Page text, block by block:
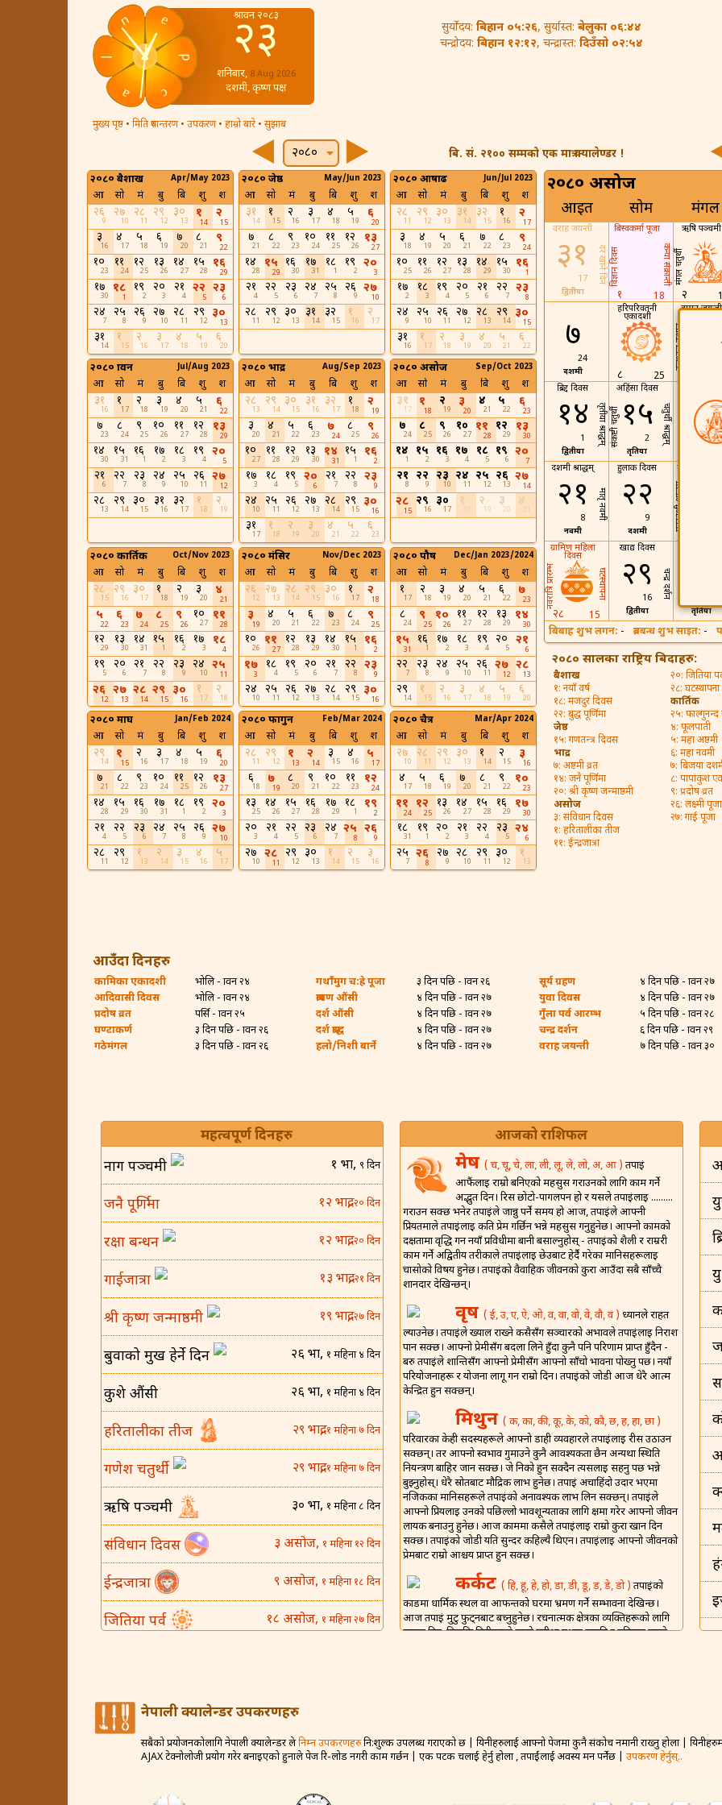
श्रावन २०८३
२३
शनिबार, 8 Aug 2026
दशमी, कृष्ण पक्ष
सुर्योदय: बिहान ०५:२६, सुर्यास्त: बेलुका ०६:४४
चन्द्रोदय: बिहान १२:१२, चन्द्रास्त: दिउँसो ०२:५४
बि. सं. २१०० सम्मको एक मात्र क्यालेण्डर !
मुख्य पृष्ठ • मिति रुपान्तरण• उपकरण• हाम्रो बारे •सुझाब
२०८०
२०८० बैशाख Apr/May 2023
आ सो मं बु बि शु श
२६
9
२७
10
२८
11
२९
12
३०
13
१
14
२
15
३
16
४
17
५
18
६
19
७
20
८
21
९
22
१०
23
११
24
१२
25
१३
26
१४
27
१५
28
१६
29
१७
30
१८
1
१९
2
२०
3
२१
4
२२
5
२३
6
२४
7
२५
8
२६
9
२७
10
२८
11
२९
12
३०
13
३१
14
१
15
२
16
३
17
४
18
५
19
६
20
२०८० जेष्ठ May/Jun 2023
आ सो मं बु बि शु श
३१
14
१
15
२
16
३
17
४
18
५
19
६
20
७
21
८
22
९
23
१०
24
११
25
१२
26
१३
27
१४
28
१५
29
१६
30
१७
31
१८
1
१९
2
२०
3
२१
4
२२
5
२३
6
२४
7
२५
8
२६
9
२७
10
२८
11
२९
12
३०
13
३१
14
३२
15
१
16
२
17
२०८० आषाढ Jun/Jul 2023
आ सो मं बु बि शु श
२८
11
२९
12
३०
13
३१
14
३२
15
१
16
२
17
३
18
४
19
५
20
६
21
७
22
८
23
९
24
१०
25
११
26
१२
27
१३
28
१४
29
१५
30
१६
1
१७
2
१८
3
१९
4
२०
5
२१
6
२२
7
२३
8
२४
9
२५
10
२६
11
२७
12
२८
13
२९
14
३०
15
३१
16
१
17
२
18
३
19
४
20
५
21
६
22
२०८० श्रावन Jul/Aug 2023
आ सो मं बु बि शु श
३१
16
१
17
२
18
३
19
४
20
५
21
६
22
७
23
८
24
९
25
१०
26
११
27
१२
28
१३
29
१४
30
१५
31
१६
1
१७
2
१८
3
१९
4
२०
5
२१
6
२२
7
२३
8
२४
9
२५
10
२६
11
२७
12
२८
13
२९
14
३०
15
३१
16
३२
17
१
18
२
19
२०८० भाद्र Aug/Sep 2023
आ सो मं बु बि शु श
२८
13
२९
14
३०
15
३१
16
३२
17
१
18
२
19
३
20
४
21
५
22
६
23
७
24
८
25
९
26
१०
27
११
28
१२
29
१३
30
१४
31
१५
1
१६
2
१७
3
१८
4
१९
5
२०
6
२१
7
२२
8
२३
9
२४
10
२५
11
२६
12
२७
13
२८
14
२९
15
३०
16
३१
17
१
18
२
19
३
20
४
21
५
22
६
23
२०८० असोज Sep/Oct 2023
आ सो मं बु बि शु श
३१
17
१
18
२
19
३
20
४
21
५
22
६
23
७
24
८
25
९
26
१०
27
११
28
१२
29
१३
30
१४
1
१५
2
१६
3
१७
4
१८
5
१९
6
२०
7
२१
8
२२
9
२३
10
२४
11
२५
12
२६
13
२७
14
२८
15
२९
16
३०
17
२
19
३
20
२०८० कार्तिक Oct/Nov 2023
आ सो मं बु बि शु श
२८
15
२९
16
३०
17
१
18
२
19
३
20
४
21
५
22
६
23
७
24
८
25
९
26
१०
27
११
28
१२
29
१३
30
१४
31
१५
1
१६
2
१७
3
१८
4
१९
5
२०
6
२१
7
२२
8
२३
9
२४
10
२५
11
२६
12
२७
13
२८
14
२९
15
३०
16
१
17
२
18
२०८० मंसिर Nov/Dec 2023
आ सो मं बु बि शु श
२६
12
२७
13
२८
14
२९
15
३०
16
१
17
२
18
३
19
४
20
५
21
६
22
७
23
८
24
९
25
१०
26
११
27
१२
28
१३
29
१४
30
१५
1
१६
2
१७
3
१८
4
१९
5
२०
6
२१
7
२२
8
२३
9
२४
10
२५
11
२६
12
२७
13
२८
14
२९
15
३०
16
२०८० पौष Dec/Jan 2023/2024
आ सो मं बु बि शु श
१
17
२
18
३
19
४
20
५
21
६
22
७
23
८
24
९
25
१०
26
११
27
१२
28
१३
29
१४
30
१५
31
१६
1
१७
2
१८
3
१९
4
२०
5
२१
6
२२
7
२३
8
२४
9
२५
10
२६
11
२७
12
२८
13
२९
14
१
15
२
16
३
17
४
18
५
19
६
20
२०८० माघ Jan/Feb 2024
आ सो मं बु बि शु श
२९
14
१
15
२
16
३
17
४
18
५
19
६
20
७
21
८
22
९
23
१०
24
११
25
१२
26
१३
27
१४
28
१५
29
१६
30
१७
31
१८
1
१९
2
२०
3
२१
4
२२
5
२३
6
२४
7
२५
8
२६
9
२७
10
२८
11
२९
12
१
13
२
14
३
15
४
16
५
17
२०८० फागुन Feb/Mar 2024
आ सो मं बु बि शु श
२८
11
२९
12
१
13
२
14
३
15
४
16
५
17
६
18
७
19
८
20
९
21
१०
22
११
23
१२
24
१३
25
१४
26
१५
27
१६
28
१७
29
१८
1
१९
2
२०
3
२१
4
२२
5
२३
6
२४
7
२५
8
२६
9
२७
10
२८
11
२९
12
३०
13
१
14
२
15
३
16
२०८० चैत्र Mar/Apr 2024
आ सो मं बु बि शु श
२७
10
२८
11
२९
12
३०
13
१
14
२
15
३
16
४
17
५
18
६
19
७
20
८
21
९
22
१०
23
११
24
१२
25
१३
26
१४
27
१५
28
१६
29
१७
30
१८
31
१९
1
२०
2
२१
3
२२
4
२३
5
२४
6
२५
7
२६
8
२७
9
२८
10
२९
11
३०
12
१
13
२०८० असोज
आइत सोम मंगल
वराह जयन्ती
दर खाने दिन
३१
17
द्वितीया
बिस्वकर्मा पूजा
कन्या संक्रान्ती
विज्ञान दिवस
१ 18
ऋषि पञ्चमी
मंगल चतुर्थी
२
७
24
दशमी
हरिपरिवर्तनी
एकादशी
८ 25
वामन जयन्ती
इन्द्रध्वज उत्थान
ब्रिद्द दिवस
तृतीया श्राद्धम्
१४
1
द्वितीया
अहिंसा दिवस
चतुर्थी श्राद्धम्
संकष्टी चतुर्थी१५
2
तृतिया
१६
3
दशमी श्राद्धम्
मातृ नवमी
२१
8
नवमी
हुलाक दिवस
२२
9
दशमी
मानसिक स्वास्थ
एकादशी श्राद्धम्
ग्रामिण महिला
दिवस
घटस्थापना
नवरात्रि प्रारम्भ
२८ 15
खाद्य दिवस
चन्द्र दर्शन
२९
16
द्वितीया तृतिया
बिबाह शुभ लगन: - ब्रतबन्ध शुभ साइत: -
२०८० सालका राष्ट्रिय बिदाहरु:
बैशाख
१: नयाँ वर्ष
१८: मजदुर दिवस
२२: बुद्ध पूर्णिमा
जेष्ठ
१५: गणतन्त्र दिवस
भाद्र
७: अष्टमी व्रत
१४: जनै पूर्णिमा
२०: श्री कृष्ण जन्माष्ठमी
असोज
३: संविधान दिवस
१: हरितालीका तीज
११: ईन्द्रजात्रा
२०: जितिया
२८: घटस्थापना
कार्तिक
२५: फाल्गुनन्द
४: फूलपाती
५: महा अष्ठमी
६: महा नवमी
७: बिजया
८: पापांकुश
९: प्रदोष व्रत
२६: लक्ष्मी पूजा
२७: गाई पूजा
आउँदा दिनहरु
कामिका एकादशी
भोलि - श्रावन २४
आदिवासी दिवस
भोलि - श्रावन २४
प्रदोष व्रत
पर्सि - श्रावन २५
घण्टाकर्ण
३ दिन पछि - श्रावन २६
गठेमंगल
३ दिन पछि - श्रावन २६
गथाँमुग च:ह्रे पूजा
३ दिन पछि - श्रावन २६
श्रावण औंसी
४ दिन पछि - श्रावन २७
दर्श औंसी
४ दिन पछि - श्रावन २७
दर्श श्राद्ध
४ दिन पछि - श्रावन २७
हलो/निशी बार्ने
४ दिन पछि - श्रावन २७
सूर्य ग्रहण
४ दिन पछि - श्रावन २७
युवा दिवस
४ दिन पछि - श्रावन २७
गुँला पर्व आरम्भ
५ दिन पछि - श्रावन २८
चन्द्र दर्शन
६ दिन पछि - श्रावन २९
वराह जयन्ती
७ दिन पछि - श्रावन ३०
आजको राशिफल
मेष( च, चू, चे, ला, ली, लू, ले, लो, अ, आ )तपाईं
आफैंलाई राम्रो बनिएको महसुस गराउनको लागि काम गर्ने
अद्भुत दिन। रिस छोटो-पागलपन हो र यसले तपाईंलाई .........
गराउन सक्छ भनेर तपाईंले जान्नु पर्ने समय हो आज, तपाईंले आफ्नी
प्रियतमाले तपाईंलाई कति प्रेम गर्छिन भन्ने महसुस गर्नुहुनेछ। आफ्नो कामको
दक्षतामा वृद्धि गर्न नयाँ प्रविधीमा बानी बसाल्नुहोस् - तपाईंको शैली र राम्ररी
काम गर्ने अद्वितीय तरीकाले तपाईंलाई छेउबाट हेर्दै गरेका मानिसहरूलाई
चासोको विषय हुनेछ। तपाईंको वैवाहिक जीवनको कुरा आउँदा सबै साँच्चै
शानदार देखिन्छन्।
वृष( ई, उ, ए, ऐ, ओ, व, वा, वो, वे, वौ, वं ) ध्यानले राहत
ल्याउनेछ। तपाईंले ख्याल राख्ने कसैसँग सञ्चारको अभावले तपाईंलाई निराश
पार्न सक्छ। आफ्नो प्रेमीसँग बदला लिने हुँदा कुनै पनि परिणाम प्राप्त हुँदैन -
बरु तपाईंले शान्तिसँग आफ्नो प्रेमीसँग आफ्नो साँचो भावना पोख्नु पर्छ। नयाँ
परियोजनाहरू र योजना लागू गर्न राम्रो दिन। तपाईंको जोडी आज धेरै आत्म
केन्द्रित हुन सक्छन्।
मिथुन( क, का, की, कू, के, को, कौ, छ, ह, हा, छा )
परिवारका केही सदस्यहरूले आफ्नो डाही व्यवहारले तपाईंलाई रीस उठाउन
सक्छन्। तर आफ्नो स्वभाव गुमाउने कुनै आवश्यकता छैन अन्यथा स्थिति
नियन्त्रण बाहिर जान सक्छ। जे निको हुन सक्दैन त्यसलाई सहनु पर्छ भन्ने
बुझ्नुहोस्। धेरै स्रोतबाट मौद्रिक लाभ हुनेछ। तपाईं अचाहिंदो उदार भएमा
नजिकका मानिसहरूले तपाईंको अनावश्यक लाभ लिन सक्छन्। तपाईंले
आफ्नो प्रियलाई उनको पछिल्लो भावशून्यताका लागि क्षमा गरेर आफ्नो जीवन
लायक बनाउनु हुनेछ। आज काममा कसैले तपाईंलाई राम्रो कुरा खान दिन
सक्छ। तपाईंको जोडी यति सुन्दर कहिल्यै थिएन। तपाईंलाई आफ्नो जीवनको
प्रेमबाट राम्रो आश्चर्य प्राप्त हुन सक्छ।
कर्कट( हि, हू, हे, हो, डा, डी, डू, ड़, डे, डो )तपाईंको
कार्डमा धार्मिक स्थल वा आफन्तको घरमा भ्रमण गर्ने सम्भावना देखिन्छ।
आज तपाईं मुटु फुट्नबाट बच्नुहुनेछ। रचनात्मक क्षेत्रका व्यक्तिहरूको लागि
सफल दिन, किनकि तिनीहरूले लामो प्रतीक्षा पश्चात ख्याति र पहिचान पाउने
कुनै पनि मौका प्रयोग गर्नु हुनेछ। आर्थिक सुधार निश्चित छ। आफन्त / मित्रहरू
अद्भुत साँझको लागि आउन सक्छन्। आफ्नो प्रिय वा जोडीबाट राम्रो सञ्चार
महत्वपूर्ण दिनहरु
नाग पञ्चमी १ भाद्र, ९ दिन
जनै पूर्णिमा १२ भाद्र,२० दिन
रक्षा बन्धन १२ भाद्र,२० दिन
गाईजात्रा १३ भाद्र,२१ दिन
श्री कृष्ण जन्माष्ठमी १९ भाद्र,२७ दिन
बुवाको मुख हेर्ने दिन २६ भाद्र, १ महिना ४ दिन
कुशे औंसी २६ भाद्र, १ महिना ४ दिन
हरितालीका तीज २९ भाद्र,१ महिना ७ दिन
गणेश चतुर्थी २९ भाद्र,१ महिना ७ दिन
ऋषि पञ्चमी ३० भाद्र, १ महिना ८ दिन
संविधान दिवस ३ असोज, १ महिना १२ दिन
ईन्द्रजात्रा ९ असोज, १ महिना १८ दिन
जितिया पर्व १८ असोज, १ महिना २७ दिन
बिजया दशमी
कोजाग्रत व्रत ८ कार्तिक, २ महिना १८ दिन
नेपाली क्यालेन्डर उपकरणहरु
सबैको प्रयोजनकोलागि नेपाली क्यालेन्डर लेनिम्न उपकरणहरुनि:शुल्क उपलब्ध गराएको छ | यिनीहरुलाई आफ्नो पेजमा कुनै संकोच नमानी राख्नु होला |
AJAX टेक्नोलोजी प्रयोग गरेर बनाइएको हुनाले पेज रि-लोड नगरी काम गर्छन | एक पटक चलाई हेर्नु होला , तपाईंलाई अवस्य मन पर्नेछ | उपकरण हेर्नुस्..